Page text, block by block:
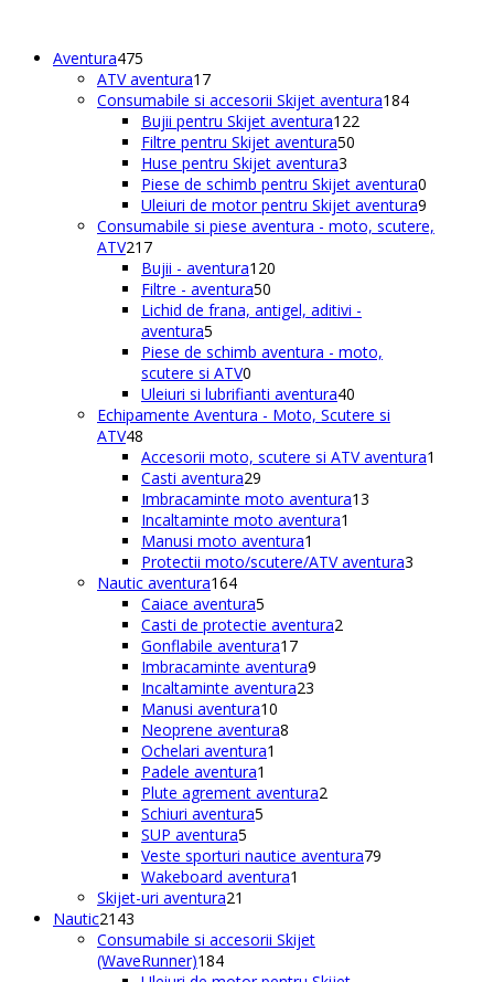
Aventura475
de
produse
ATV aventura1717
produse
Consumabile si accesorii Skijet aventura184184
Bujii pentru Skijet aventura122
Filtre pentru Skijet aventura50
produse
Huse pentru Skijet aventura3
produse
Piese de schimb pentru Skijet aventura0
Uleiuri de motor pentru Skijet aventura9
produse
Consumabile si piese aventura - moto, scutere,
ATV217217
produse
Bujii - aventura120
produse
Filtre - aventura50
de
Lichid de frana, antigel, aditivi -
aventura5
produse
Piese de schimb aventura - moto,
scutere si ATV0
produse
Uleiuri si lubrifianti aventura40
de
Echipamente Aventura - Moto, Scutere si
ATV48
de
produse
Accesorii moto, scutere si ATV aventura1
Casti aventura29
de
produse
Imbracaminte moto aventura13
Incaltaminte moto aventura1
Manusi moto aventura1
produs
Protectii moto/scutere/ATV aventura3
Nautic aventura164164
de
produse
Caiace aventura5
produse
Casti de protectie aventura2
Gonflabile aventura1717
produse
Imbracaminte aventura9
Incaltaminte aventura23
Manusi aventura10
produse
Neoprene aventura8
Ochelari aventura1
Padele aventura1
produs
Plute agrement aventura2
Schiuri aventura5
SUP aventura5
produse
Veste sporturi nautice aventura79
Wakeboard aventura1
Skijet-uri aventura21
produse
Nautic2143
de
produse
Consumabile si accesorii Skijet
(WaveRunner)184184